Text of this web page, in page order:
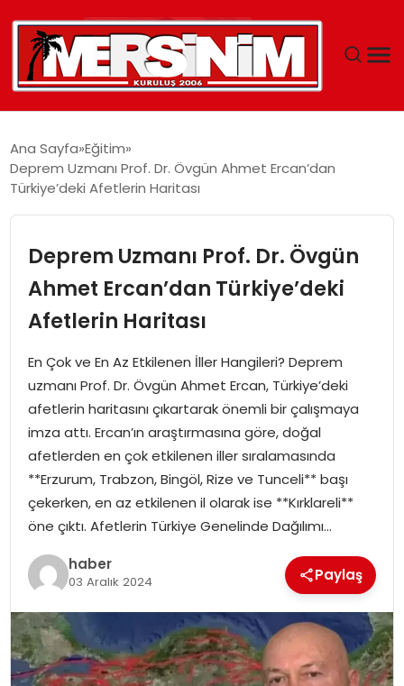
YAŞAM
SAĞLIK
EĞITIM
SPOR
EKONOMI
MAGAZIN
DÜNYA
OTOMOBIL
Ana Sayfa Eğitim
Deprem Uzmanı Prof. Dr. Övgün Ahmet Ercan’dan
Türkiye’deki Afetlerin Haritası
Deprem Uzmanı Prof. Dr. Övgün
Ahmet Ercan’dan Türkiye’deki
Afetlerin Haritası
En Çok ve En Az Etkilenen İller Hangileri? Deprem
uzmanı Prof. Dr. Övgün Ahmet Ercan, Türkiye’deki
afetlerin haritasını çıkartarak önemli bir çalışmaya
imza attı. Ercan’ın araştırmasına göre, doğal
afetlerden en çok etkilenen iller sıralamasında
**Erzurum, Trabzon, Bingöl, Rize ve Tunceli** başı
çekerken, en az etkilenen il olarak ise **Kırklareli**
öne çıktı. Afetlerin Türkiye Genelinde Dağılımı…
haber
03 Aralık 2024 Paylaş